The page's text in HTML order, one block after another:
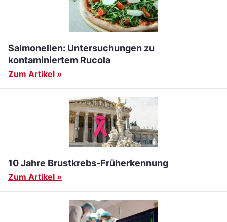
Salmonellen: Untersuchungen zu
kontaminiertem Rucola
Zum Artikel »
10 Jahre Brustkrebs-Früherkennung
Zum Artikel »